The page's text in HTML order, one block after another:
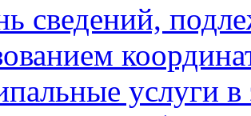
сведений,
услуги в